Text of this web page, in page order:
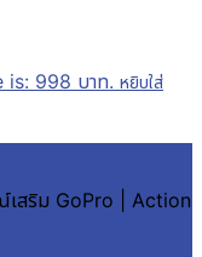
is: 998 บาท. หยิบใส่
เสริม GoPro | Action